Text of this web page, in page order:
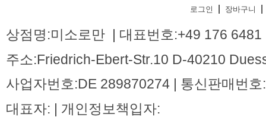
로그인 장바구니
상점명:미소로만 | 대표번호:+49 176 6481
주소:Friedrich-Ebert-Str.10 D-40210
사업자번호:DE 289870274 | 통신판매번호:
대표자: | 개인정보책입자: